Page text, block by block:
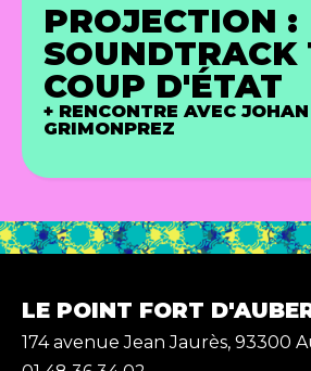
PROJECTION :
SOUNDTRACK
COUP D'ÉTAT
+ RENCONTRE AVEC JOHAN
GRIMONPREZ
LE POINT FORT
174 avenue Jean Jaurès, 93300